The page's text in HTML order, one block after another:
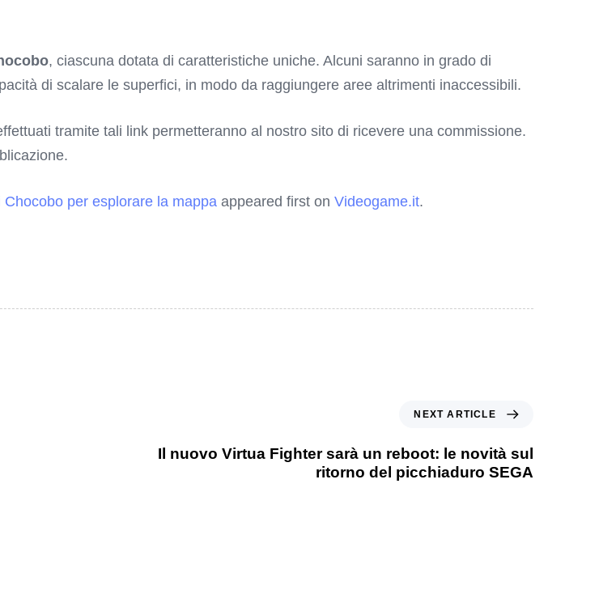
, ciascuna dotata di caratteristiche uniche. Alcuni saranno in grado di
di scalare le superfici, in modo da raggiungere aree altrimenti inaccessibili.
tramite tali link permetteranno al nostro sito di ricevere una commissione.
per esplorare la mappa appeared first on Videogame.it.
NEXT ARTICLE
Il nuovo Virtua Fighter sarà un reboot: le novità sul
ritorno del picchiaduro SEGA